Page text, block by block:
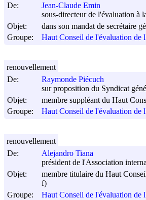
De:
Jean-Claude Emin
sous-directeur de l'évaluation à
Objet:
dans son mandat de secrétaire
Groupe:
Haut Conseil de l'évaluation de
De:
Raymonde Piécuch
sur proposition du Syndicat
Objet:
membre suppléant du Haut
Groupe:
Haut Conseil de l'évaluation de
renouvellement
De:
Alejandro Tiana
président de l'Association
Objet:
membre titulaire du Haut
f)
Groupe:
Haut Conseil de l'évaluation de
renouvellement